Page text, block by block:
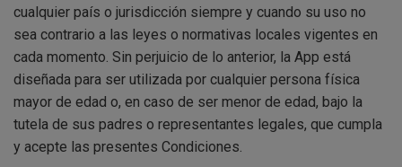
cualquier país o jurisdicción siempre y cuando su uso no
sea contrario a las leyes o normativas locales vigentes en
cada momento. Sin perjuicio de lo anterior, la App está
diseñada para ser utilizada por cualquier persona física
mayor de edad o, en caso de ser menor de edad, bajo la
tutela de sus padres o representantes legales, que cumpla
y acepte las presentes Condiciones.